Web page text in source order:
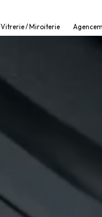
Vitrerie / Miroiterie